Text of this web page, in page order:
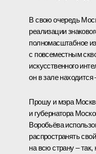
В свою очередь
реализации
полномасштабное
с повсеместным
искусственного
он в зале находится
Прошу и мэра
и губернатора
Воробьёва
распространять
на всю страну –